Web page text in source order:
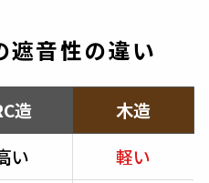
遮音性の違い
造
木造
い 軽い